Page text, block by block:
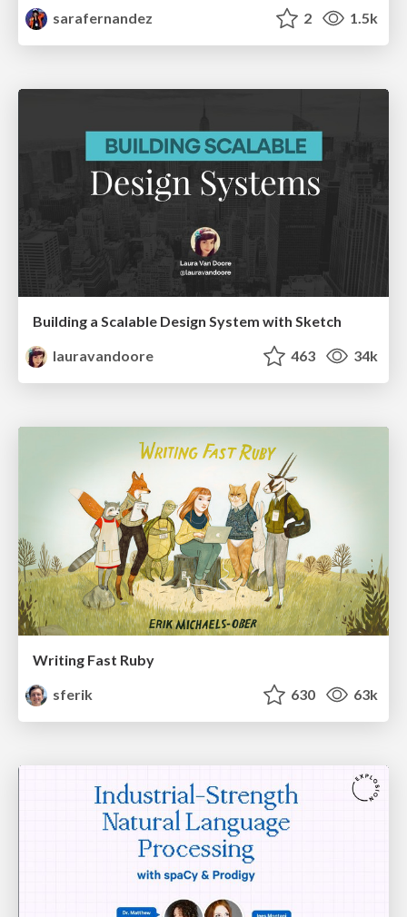
sarafernandez
2 1.5k
Building a Scalable Design System with Sketch
lauravandoore
463 34k
Writing Fast Ruby
sferik
630 63k